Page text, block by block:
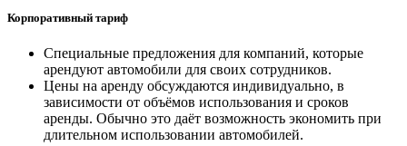
Корпоративный тариф
Специальные предложения для компаний, которые
арендуют автомобили для своих сотрудников.
Цены на аренду обсуждаются индивидуально, в
зависимости от объёмов использования и сроков
аренды. Обычно это даёт возможность экономить при
длительном использовании автомобилей.